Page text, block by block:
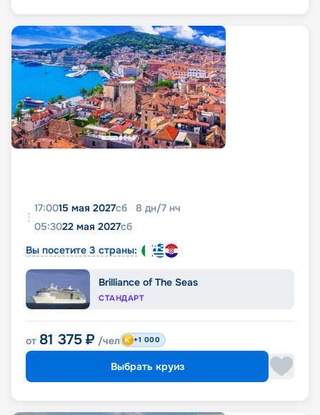
17:0015 мая 2027сб 8 дн/7 нч
05:3022 мая 2027сб
Вы посетите 3 страны:
Brilliance of The Seas
СТАНДАРТ
от 81 375 ₽ /чел +1 000
Выбрать круиз